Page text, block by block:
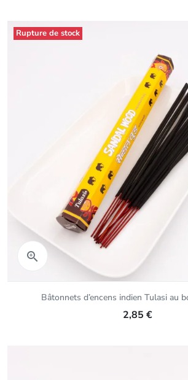
 Aperçu rapide
Bâtonnets d’encens indien Tulasi au
2,85 €
Rupture de stock